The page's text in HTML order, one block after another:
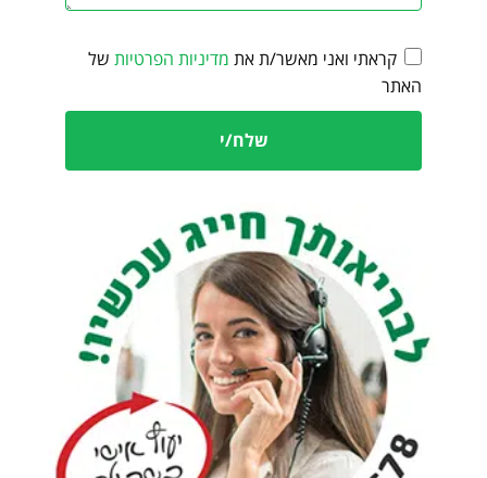
קראתי ואני מאשר/ת את מדיניות הפרטיות של
האתר